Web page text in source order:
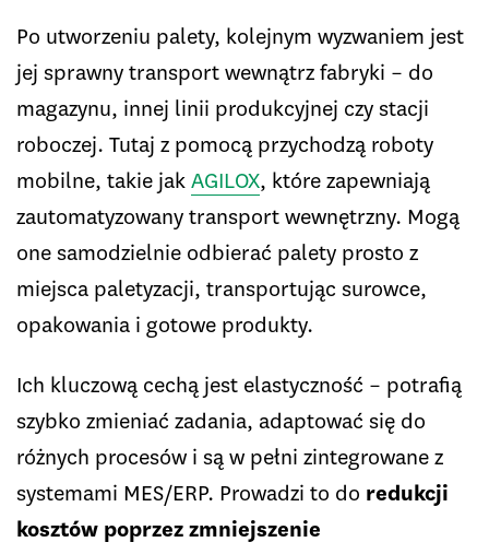
Po utworzeniu palety, kolejnym wyzwaniem jest
jej sprawny transport wewnątrz fabryki – do
magazynu, innej linii produkcyjnej czy stacji
roboczej. Tutaj z pomocą przychodzą roboty
mobilne, takie jakAGILOX, które zapewniają
zautomatyzowany transport wewnętrzny. Mogą
one samodzielnie odbierać palety prosto z
miejsca paletyzacji, transportując surowce,
opakowania i gotowe produkty.
Ich kluczową cechą jest elastyczność – potrafią
szybko zmieniać zadania, adaptować się do
różnych procesów i są w pełni zintegrowane z
systemami MES/ERP. Prowadzi to do redukcji
kosztów poprzez zmniejszenie